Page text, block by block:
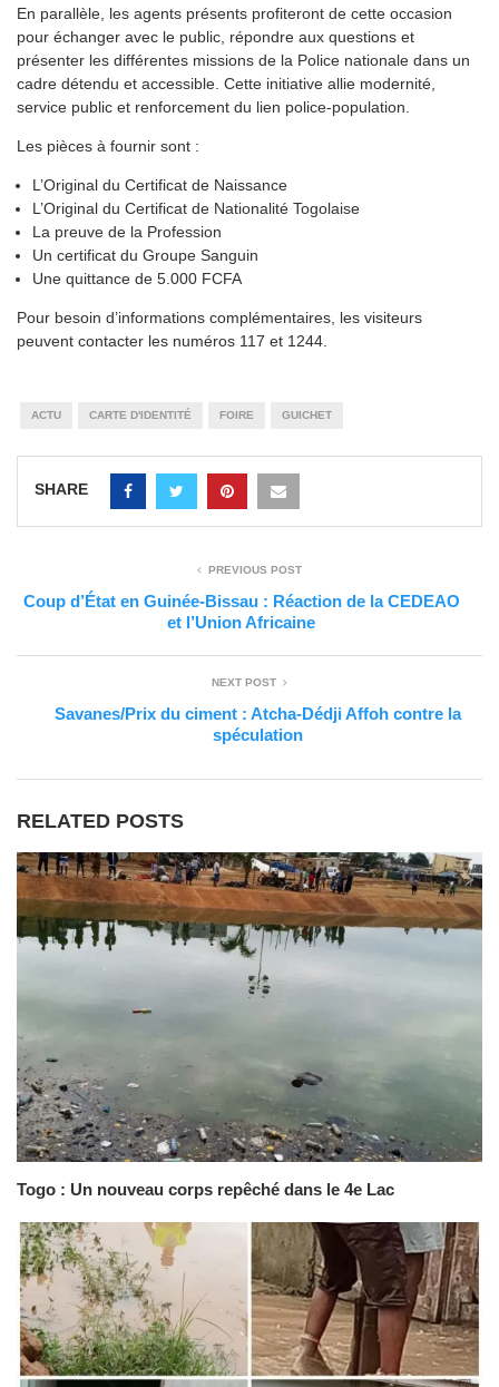
En parallèle, les agents présents profiteront de cette occasion
pour échanger avec le public, répondre aux questions et
présenter les différentes missions de la Police nationale dans un
cadre détendu et accessible. Cette initiative allie modernité,
service public et renforcement du lien police-population.
Les pièces à fournir sont :
L’Original du Certificat de Naissance
L’Original du Certificat de Nationalité Togolaise
La preuve de la Profession
Un certificat du Groupe Sanguin
Une quittance de 5.000 FCFA
Pour besoin d’informations complémentaires, les visiteurs
peuvent contacter les numéros 117 et 1244.
ACTU CARTE D'IDENTITÉ FOIRE GUICHET
SHARE
PREVIOUS POST
Coup d’État en Guinée-Bissau : Réaction de la CEDEAO
et l’Union Africaine
NEXT POST
Savanes/Prix du ciment : Atcha-Dédji Affoh contre la
spéculation
RELATED POSTS
Togo : Un nouveau corps repêché dans le 4e Lac